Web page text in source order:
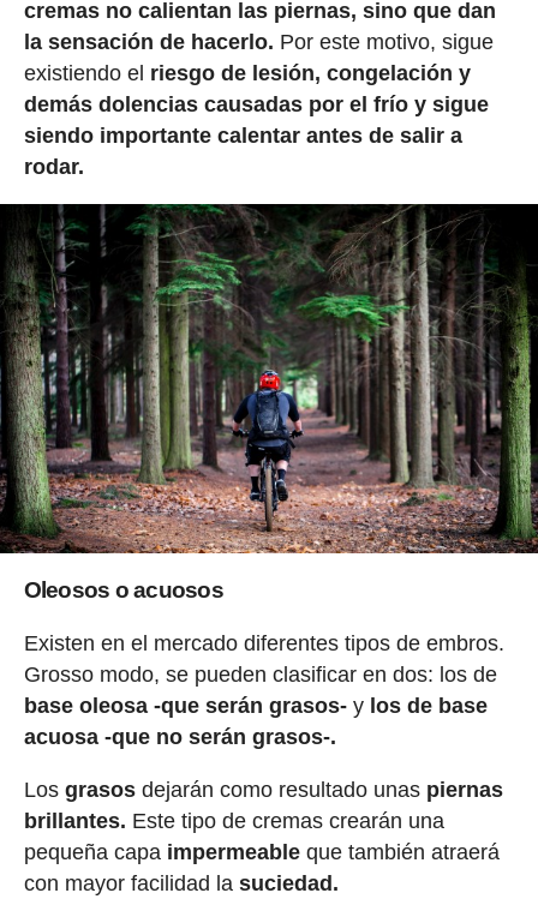
cremas no calientan las piernas, sino que dan
la sensación de hacerlo. Por este motivo, sigue
existiendo el riesgo de lesión, congelación y
demás dolencias causadas por el frío y sigue
siendo importante calentar antes de salir a
rodar.
Oleosos o acuosos
Existen en el mercado diferentes tipos de embros.
Grosso modo, se pueden clasificar en dos: los de
base oleosa -que serán grasos-ylos de base
acuosa -que no serán grasos-.
Los grasosdejarán como resultado unas piernas
brillantes. Este tipo de cremas crearán una
pequeña capa impermeableque también atraerá
con mayor facilidad lasuciedad.